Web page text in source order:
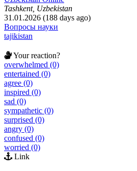
Tashkent, Uzbekistan
31.01.2026 (188 days ago)
Вопросы науки
tajikistan
Your reaction?
overwhelmed (0)
entertained (0)
agree (0)
inspired (0)
sad (0)
sympathetic (0)
surprised (0)
angry (0)
confused (0)
worried (0)
Link